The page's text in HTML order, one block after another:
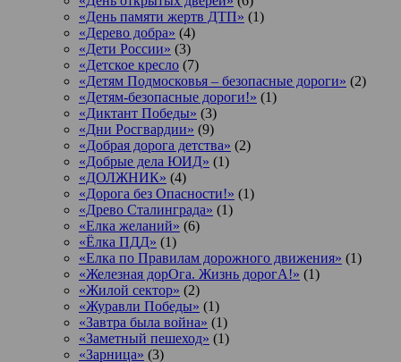
«День памяти жертв ДТП» (1)
«Дерево добра» (4)
«Дети России» (3)
«Детское кресло (7)
«Детям Подмосковья – безопасные дороги» (2)
«Детям-безопасные дороги!» (1)
«Диктант Победы» (3)
«Дни Росгвардии» (9)
«Добрая дорога детства» (2)
«Добрые дела ЮИД» (1)
«ДОЛЖНИК» (4)
«Дорога без Опасности!» (1)
«Древо Сталинграда» (1)
«Елка желаний» (6)
«Ёлка ПДД» (1)
«Елка по Правилам дорожного движения» (1)
«Железная дорОга. Жизнь дорогА!» (1)
«Жилой сектор» (2)
«Журавли Победы» (1)
«Завтра была война» (1)
«Заметный пешеход» (1)
«Зарница» (3)